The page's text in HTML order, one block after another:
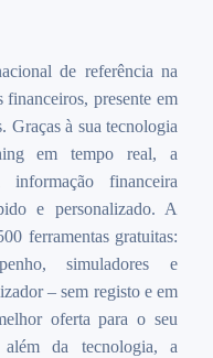
de referência na
presente em
Graças à sua tecnologia
em tempo real, a
financeira
e personalizado. A
ferramentas gratuitas:
simuladores e
– sem registo e em
oferta para o seu
da tecnologia, a